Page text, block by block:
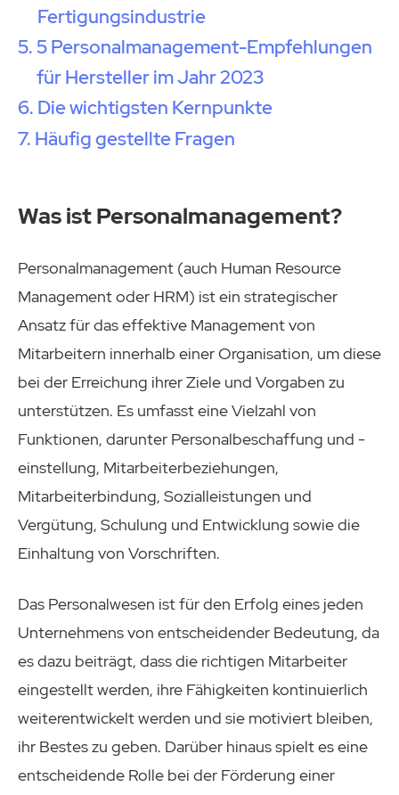
Fertigungsindustrie
5 Personalmanagement-Empfehlungen
für Hersteller im Jahr 2023
Die wichtigsten Kernpunkte
Häufig gestellte Fragen
Was ist Personalmanagement?
Personalmanagement (auch Human Resource
Management oder HRM) ist ein strategischer
Ansatz für das effektive Management von
Mitarbeitern innerhalb einer Organisation, um diese
bei der Erreichung ihrer Ziele und Vorgaben zu
unterstützen. Es umfasst eine Vielzahl von
Funktionen, darunter Personalbeschaffung und -
einstellung, Mitarbeiterbeziehungen,
Mitarbeiterbindung, Sozialleistungen und
Vergütung, Schulung und Entwicklung sowie die
Einhaltung von Vorschriften.
Das Personalwesen ist für den Erfolg eines jeden
Unternehmens von entscheidender Bedeutung, da
es dazu beiträgt, dass die richtigen Mitarbeiter
eingestellt werden, ihre Fähigkeiten kontinuierlich
weiterentwickelt werden und sie motiviert bleiben,
ihr Bestes zu geben. Darüber hinaus spielt es eine
entscheidende Rolle bei der Förderung einer